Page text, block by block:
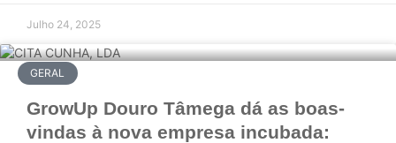
Julho 24, 2025
GERAL
GrowUp Douro Tâmega dá as boas-
vindas à nova empresa incubada: